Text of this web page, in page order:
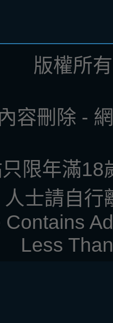
版權所
容刪除 -
限年滿18
人士請自行
Contains
Less